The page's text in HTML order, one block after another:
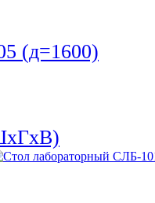
(д=1600)